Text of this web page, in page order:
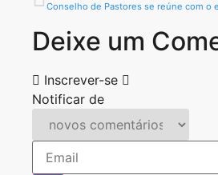
Deixe um
Inscrever-se
Notificar de